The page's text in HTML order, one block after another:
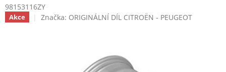
98153116ZY
Akce Značka: ORIGINÁLNÍ DÍL CITROËN - PEUGEOT